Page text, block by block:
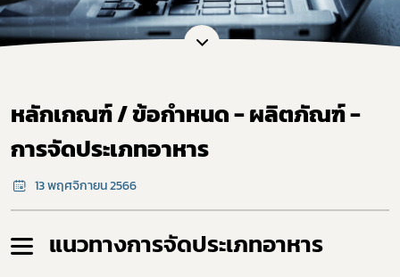
หลักเกณฑ์ / ข้อกำหนด - ผลิตภัณฑ์ -
การจัดประเภทอาหาร
13 พฤศจิกายน 2566
แนวทางการจัดประเภทอาหาร